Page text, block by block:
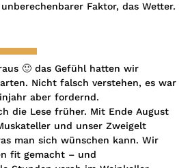
Faktor, das Wetter.
🙂 das Gefühl hatten wir
Nicht falsch verstehen, es war
aber fordernd.
die Lese früher. Mit Ende August
und unser Zweigelt
man sich wünschen kann. Wir
fit gemacht – und